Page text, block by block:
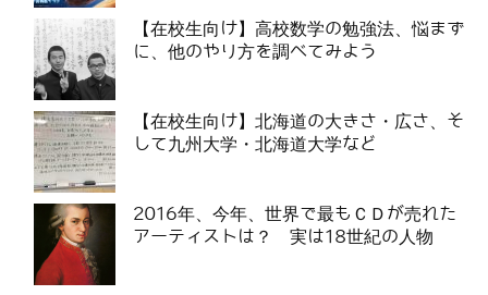
【在校生向け】高校数学の勉強法、悩まず
に、他のやり方を調べてみよう
【在校生向け】北海道の大きさ・広さ、そ
して九州大学・北海道大学など
2016年、今年、世界で最もＣＤが売れた
アーティストは？ 実は18世紀の人物